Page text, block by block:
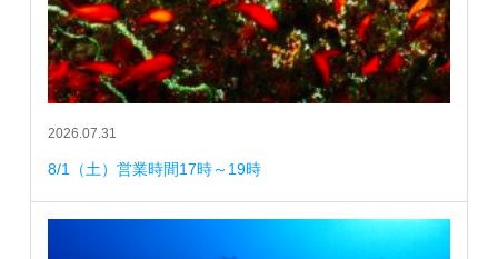
2026.07.31
8/1（土）営業時間17時～19時